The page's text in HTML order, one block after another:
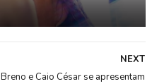
NEXT
Breno e Caio César se apresentam